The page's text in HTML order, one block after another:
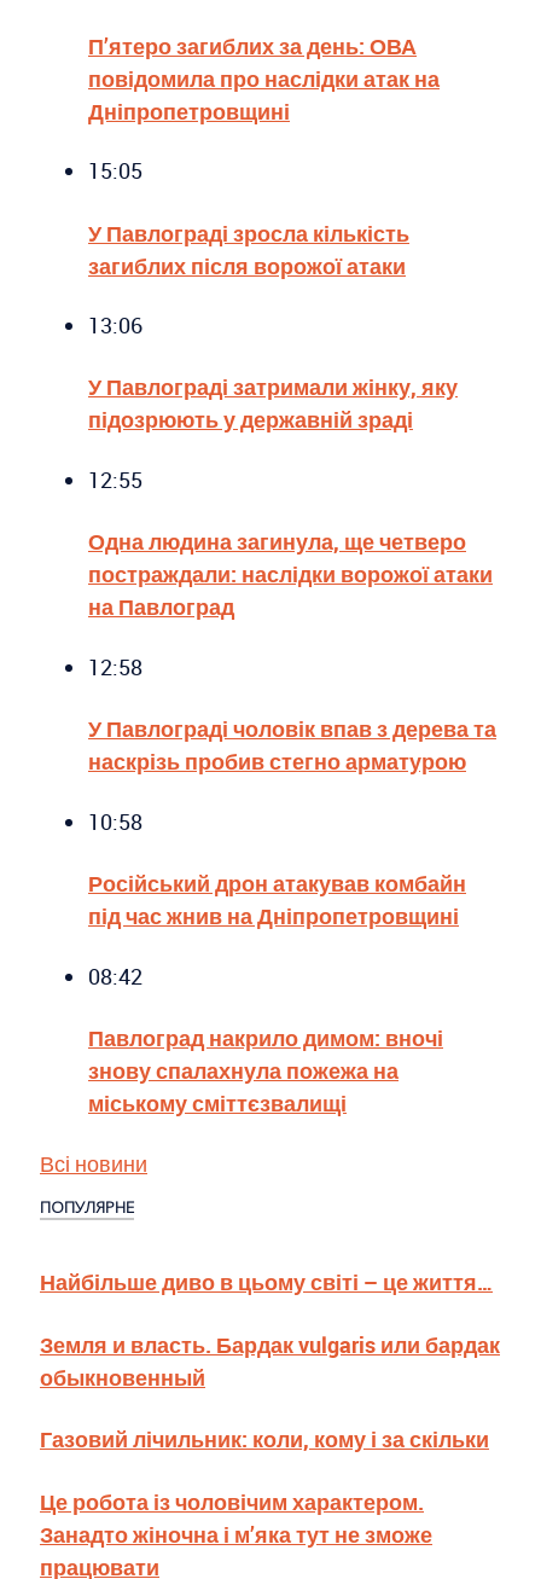
П’ятеро загиблих за день: ОВА
повідомила про наслідки атак на
Дніпропетровщині
15:05
У Павлограді зросла кількість
загиблих після ворожої атаки
13:06
У Павлограді затримали жінку, яку
підозрюють у державній зраді
12:55
Одна людина загинула, ще четверо
постраждали: наслідки ворожої атаки
на Павлоград
12:58
У Павлограді чоловік впав з дерева та
наскрізь пробив стегно арматурою
10:58
Російський дрон атакував комбайн
під час жнив на Дніпропетровщині
08:42
Павлоград накрило димом: вночі
знову спалахнула пожежа на
міському сміттєзвалищі
Всі новини
ПОПУЛЯРНЕ
Найбільше диво в цьому світі – це життя…
Земля и власть. Бардак vulgaris или бардак
обыкновенный
Газовий лічильник: коли, кому і за скільки
Це робота із чоловічим характером.
Занадто жіночна і м’яка тут не зможе
працювати